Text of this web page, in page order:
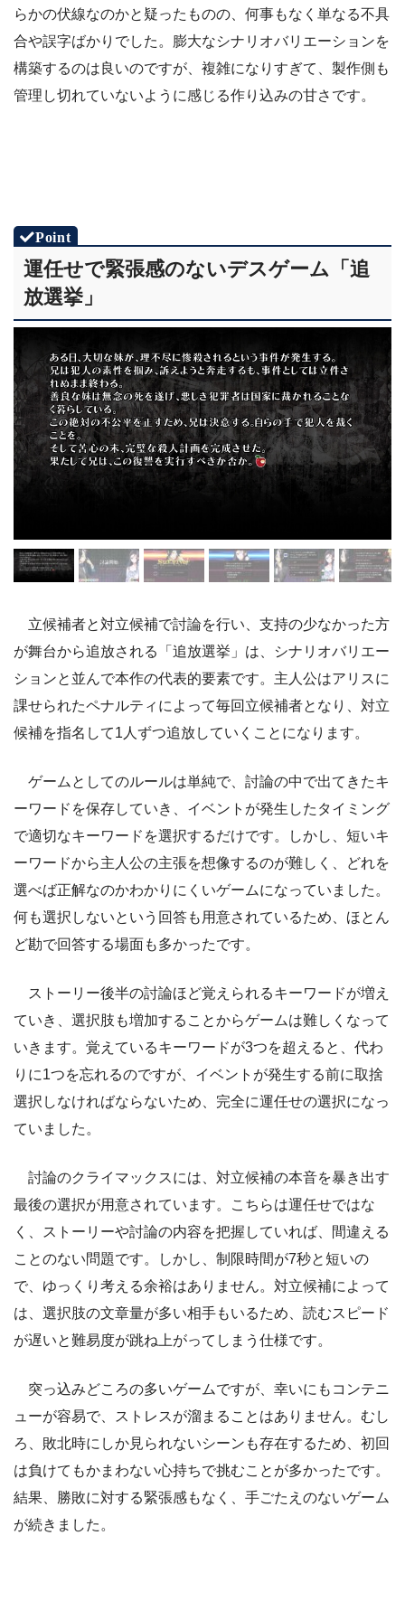
らかの伏線なのかと疑ったものの、何事もなく単なる不具
合や誤字ばかりでした。膨大なシナリオバリエーションを
構築するのは良いのですが、複雑になりすぎて、製作側も
管理し切れていないように感じる作り込みの甘さです。
運任せで緊張感のないデスゲーム「追
放選挙」
立候補者と対立候補で討論を行い、支持の少なかった方
が舞台から追放される「追放選挙」は、シナリオバリエー
ションと並んで本作の代表的要素です。主人公はアリスに
課せられたペナルティによって毎回立候補者となり、対立
候補を指名して1人ずつ追放していくことになります。
ゲームとしてのルールは単純で、討論の中で出てきたキ
ーワードを保存していき、イベントが発生したタイミング
で適切なキーワードを選択するだけです。しかし、短いキ
ーワードから主人公の主張を想像するのが難しく、どれを
選べば正解なのかわかりにくいゲームになっていました。
何も選択しないという回答も用意されているため、ほとん
ど勘で回答する場面も多かったです。
ストーリー後半の討論ほど覚えられるキーワードが増え
ていき、選択肢も増加することからゲームは難しくなって
いきます。覚えているキーワードが3つを超えると、代わ
りに1つを忘れるのですが、イベントが発生する前に取捨
選択しなければならないため、完全に運任せの選択になっ
ていました。
討論のクライマックスには、対立候補の本音を暴き出す
最後の選択が用意されています。こちらは運任せではな
く、ストーリーや討論の内容を把握していれば、間違える
ことのない問題です。しかし、制限時間が7秒と短いの
で、ゆっくり考える余裕はありません。対立候補によって
は、選択肢の文章量が多い相手もいるため、読むスピード
が遅いと難易度が跳ね上がってしまう仕様です。
突っ込みどころの多いゲームですが、幸いにもコンテニ
ューが容易で、ストレスが溜まることはありません。むし
ろ、敗北時にしか見られないシーンも存在するため、初回
は負けてもかまわない心持ちで挑むことが多かったです。
結果、勝敗に対する緊張感もなく、手ごたえのないゲーム
が続きました。